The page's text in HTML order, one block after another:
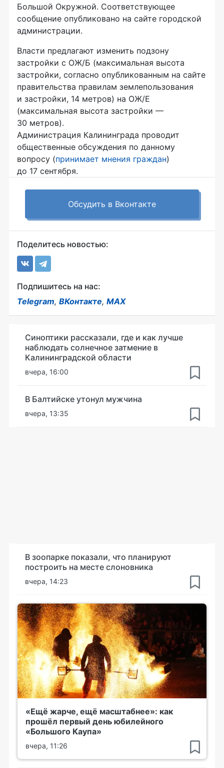
Большой Окружной. Соответствующее
сообщение опубликовано на сайте городской
администрации.
Власти предлагают изменить подзону
застройки с ОЖ/Б (максимальная высота
застройки, согласно опубликованным на сайте
правительства правилам землепользования
и застройки, 14 метров) на ОЖ/Е
(максимальная высота застройки —
30 метров).
Администрация Калининграда проводит
общественные обсуждения по данному
вопросу (принимает мнения граждан)
до 17 сентября.
Обсудить в Вконтакте
Поделитесь новостью:
Подпишитесь на нас:
Telegram, ВКонтакте, MAX
Синоптики рассказали, где и как лучше
наблюдать солнечное затмение в
Калининградской области
вчера, 16:00
В Балтийске утонул мужчина
вчера, 13:35
В зоопарке показали, что планируют
построить на месте слоновника
вчера, 14:23
«Ещё жарче, ещё масштабнее»: как
прошёл первый день юбилейного
«Большого Каупа»
вчера, 11:26